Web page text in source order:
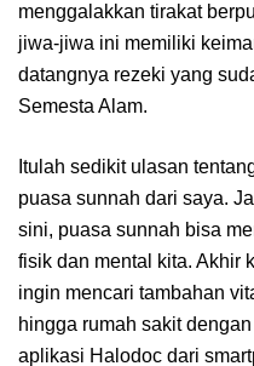
menggalakkan tirakat
jiwa-jiwa ini memiliki
datangnya rezeki yang
Semesta Alam.
Itulah sedikit ulasan
puasa sunnah dari saya.
sini, puasa sunnah bisa
fisik dan mental kita. Akhir
ingin mencari tambahan
hingga rumah sakit
aplikasi Halodoc dari